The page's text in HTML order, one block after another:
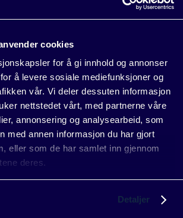
cookies
for å gi innhold og annonser
å levere sosiale mediefunksjoner og
vår. Vi deler dessuten informasjon
nettstedet vårt, med partnerne våre
annonsering og analysearbeid, som
med annen informasjon du har gjort
eller som de har samlet inn gjennom
deres.
Detaljer
Åpenhetsloven, Presse